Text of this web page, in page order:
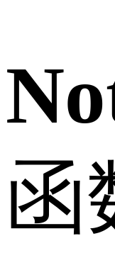
函